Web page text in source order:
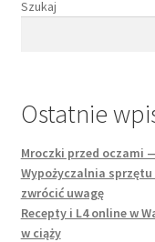
Szukaj
Ostatnie
Mroczki przed oczami
Wypożyczalnia
zwrócić uwagę
Recepty i L4 online w
w ciąży